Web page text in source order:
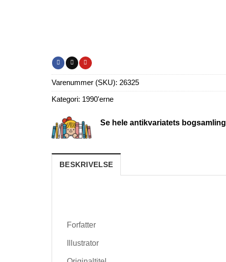
Varenummer (SKU): 26325
Kategori: 1990'erne
Se hele antikvariatets bogsamling
BESKRIVELSE
Forfatter
Illustrator